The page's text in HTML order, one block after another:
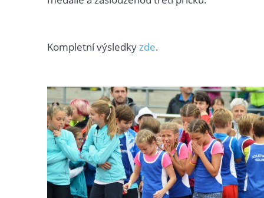
Kompletní výsledkyzde.